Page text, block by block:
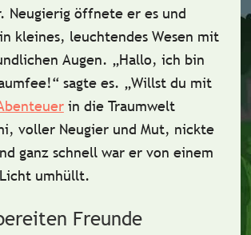
Neugierig öffnete er es und
kleines, leuchtendes Wesen mit
Augen. „Hallo, ich bin
sagte es. „Willst du mit
in die Traumwelt
voller Neugier und Mut, nickte
ganz schnell war er von einem
umhüllt.
Freunde